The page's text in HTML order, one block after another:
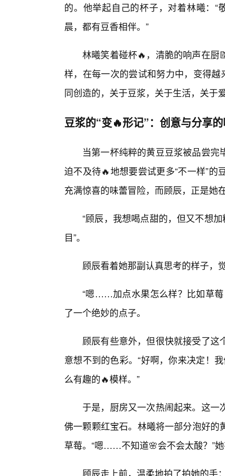
的。他举起自己的杯子，对着林曦：“
晨，都有豆香相伴。”
林曦笑着碰杯🔥，清脆的响声在厨
样，在每一次的尝试和努力中，变得
同创造的，关于豆浆，关于生活，关于
豆浆的“变🔥形记”：创意与分享
当第一杯纯粹的黄豆豆浆被品尝
迫不及待🔥地想要尝试更多“不一样”
充满惊喜的味蕾冒险，而顾辰，正是她
“顾辰，我想喝点甜的，但又不想
目”。
顾辰看着她那副认真思考的样子，
“嗯……加点水果怎么样？比如草莓
了一个绝妙的点子。
顾辰有些意外，但很快就接受了
意想不到的色彩。“好啊，你来决定！
么有趣的🔥模样。”
于是，厨房又一次热闹起来。这
佛一颗颗红宝石。林曦将一部分泡好
草莓。“嗯……不知道🌸会不会太酸？”
顾辰走上前，温柔地拍了拍她的手